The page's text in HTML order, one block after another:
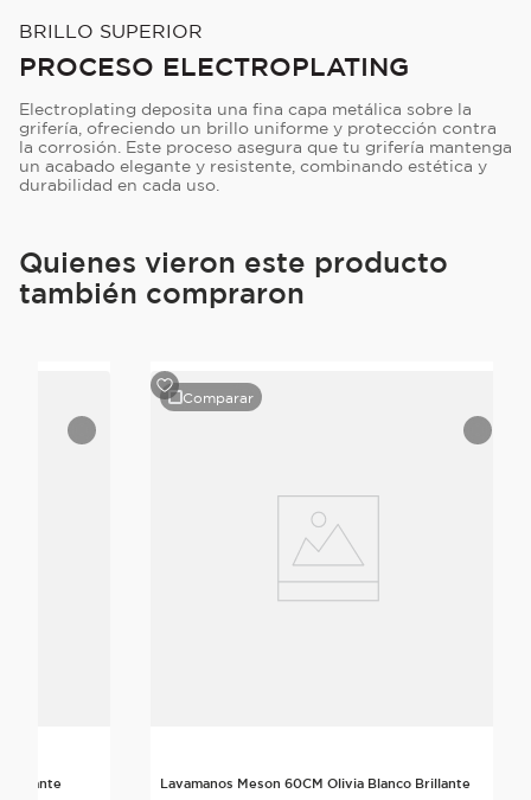
BRILLO SUPERIOR
PROCESO ELECTROPLATING
Electroplating deposita una fina capa metálica sobre la
grifería, ofreciendo un brillo uniforme y protección contra
la corrosión. Este proceso asegura que tu grifería mantenga
un acabado elegante y resistente, combinando estética y
durabilidad en cada uso.
Quienes vieron este producto
también compraron
Brillante
Comparar
Lavamanos Meson 60CM Olivia Blanco Brillante